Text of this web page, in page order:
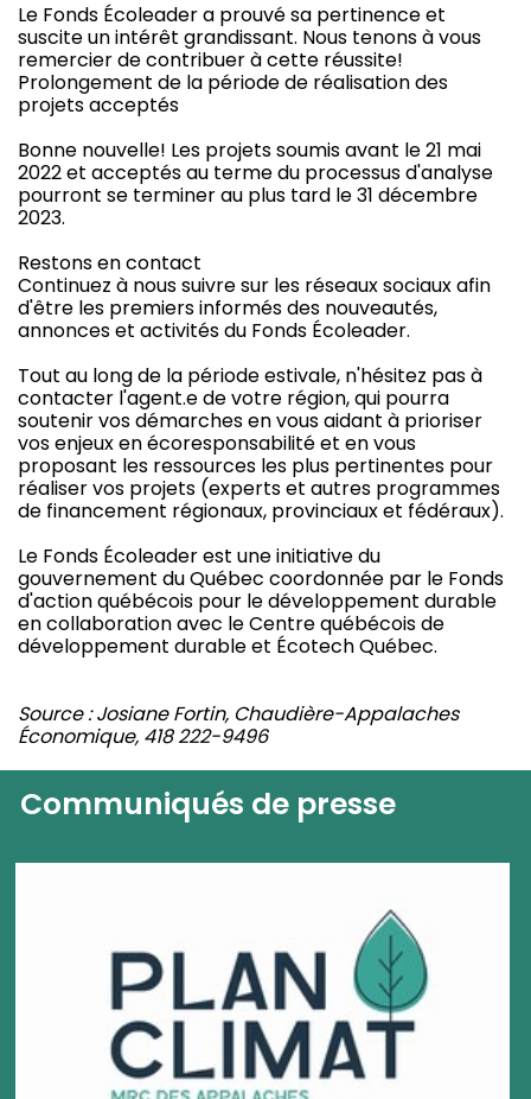
Le Fonds Écoleader a prouvé sa pertinence et
suscite un intérêt grandissant. Nous tenons à vous
remercier de contribuer à cette réussite!
Prolongement de la période de réalisation des
projets acceptés
Bonne nouvelle! Les projets soumis avant le 21 mai
2022 et acceptés au terme du processus d'analyse
pourront se terminer au plus tard le 31 décembre
2023.
Restons en contact
Continuez à nous suivre sur les réseaux sociaux afin
d'être les premiers informés des nouveautés,
annonces et activités du Fonds Écoleader.
Tout au long de la période estivale, n'hésitez pas à
contacter l'agent.e de votre région, qui pourra
soutenir vos démarches en vous aidant à prioriser
vos enjeux en écoresponsabilité et en vous
proposant les ressources les plus pertinentes pour
réaliser vos projets (experts et autres programmes
de financement régionaux, provinciaux et fédéraux).
Le Fonds Écoleader est une initiative du
gouvernement du Québec coordonnée par le Fonds
d'action québécois pour le développement durable
en collaboration avec le Centre québécois de
développement durable et Écotech Québec.
Source : Josiane Fortin, Chaudière-Appalaches
Économique, 418 222-9496
Communiqués de presse